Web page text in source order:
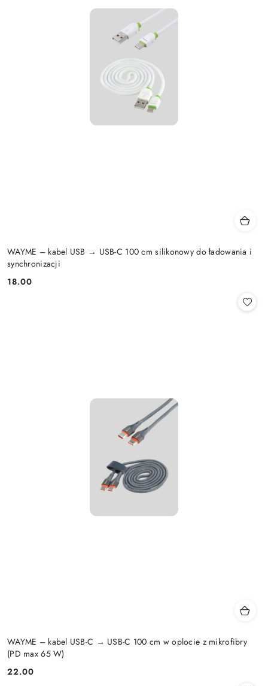
WAYME – kabel USB → USB-C 100 cm silikonowy do ładowania i
synchronizacji
Cena:
18.00
WAYME – kabel USB-C → USB-C 100 cm w oplocie z mikrofibry
(PD max 65 W)
Cena:
22.00